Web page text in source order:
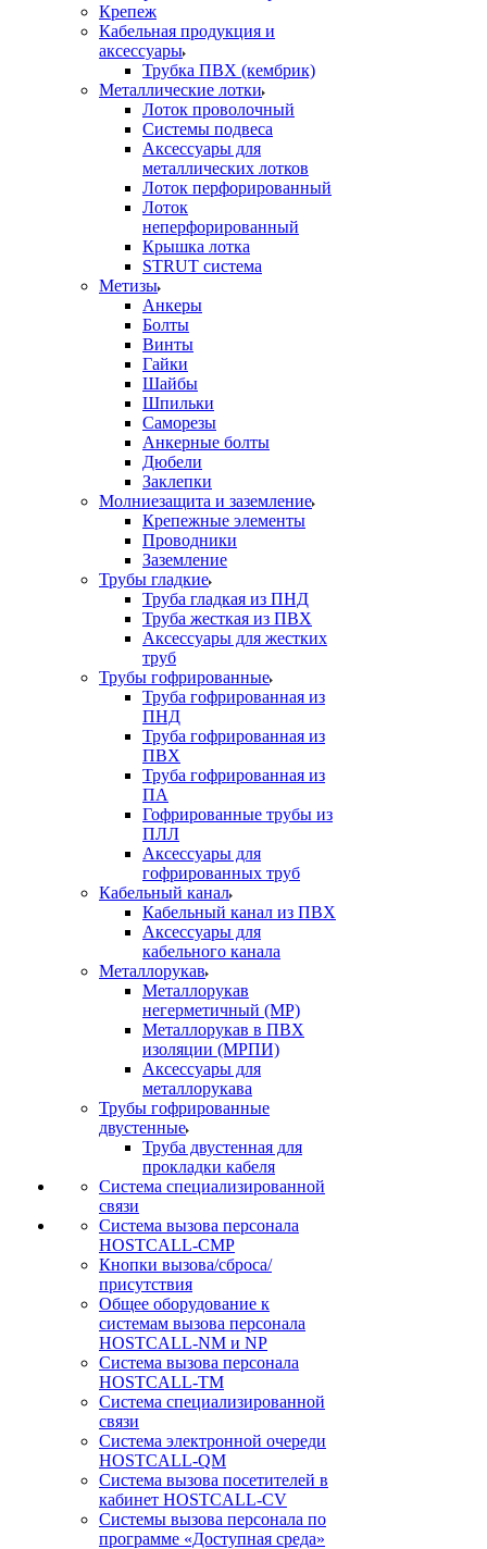
Крепеж
Кабельная продукция и
аксессуары
Трубка ПВХ (кембрик)
Металлические лотки
Лоток проволочный
Системы подвеса
Аксессуары для
металлических лотков
Лоток перфорированный
Лоток
неперфорированный
Крышка лотка
STRUT система
Метизы
Анкеры
Болты
Винты
Гайки
Шайбы
Шпильки
Саморезы
Анкерные болты
Дюбели
Заклепки
Молниезащита и заземление
Крепежные элементы
Проводники
Заземление
Трубы гладкие
Труба гладкая из ПНД
Труба жесткая из ПВХ
Аксессуары для жестких
труб
Трубы гофрированные
Труба гофрированная из
ПНД
Труба гофрированная из
ПВХ
Труба гофрированная из
ПА
Гофрированные трубы из
ПЛЛ
Аксессуары для
гофрированных труб
Кабельный канал
Кабельный канал из ПВХ
Аксессуары для
кабельного канала
Металлорукав
Металлорукав
негерметичный (МР)
Металлорукав в ПВХ
изоляции (МРПИ)
Аксессуары для
металлорукава
Трубы гофрированные
двустенные
Труба двустенная для
прокладки кабеля
Система специализированной
связи
Cистема вызова персонала
HOSTCALL-CMP
Кнопки вызова/сброса/
присутствия
Общее оборудование к
системам вызова персонала
HOSTCALL-NM и NP
Система вызова персонала
HOSTCALL-TM
Система специализированной
связи
Система электронной очереди
HOSTCALL-QM
Cистема вызова посетителей в
кабинет HOSTCALL-CV
Системы вызова персонала по
программе «Доступная среда»